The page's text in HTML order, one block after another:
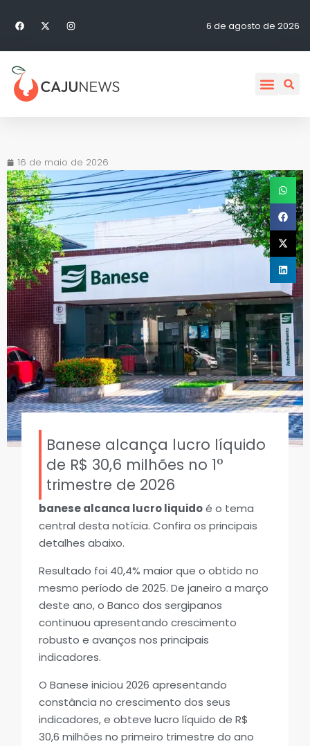
6 de agosto de 2026
16 de maio de 2026
Banese alcança lucro líquido
de R$ 30,6 milhões no 1°
trimestre de 2026
banese alcanca lucro liquidoé o tema
central desta notícia. Confira os principais
detalhes abaixo.
Resultado foi 40,4% maior que o obtido no
mesmo período de 2025. De janeiro a março
deste ano, o Banco dos sergipanos
continuou apresentando crescimento
robusto e avanços nos principais
indicadores.
O Banese iniciou 2026 apresentando
constância no crescimento dos seus
indicadores, e obteve lucro líquido de R$
30,6 milhões no primeiro trimestre do ano